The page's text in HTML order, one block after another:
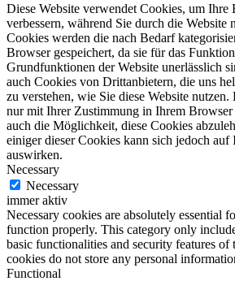
Diese Website verwendet Cookies, um Ihre
verbessern, während Sie durch die Website
Cookies werden die nach Bedarf
Browser gespeichert, da sie für das
Grundfunktionen der Website unerlässlich
auch Cookies von Drittanbietern, die uns
zu verstehen, wie Sie diese Website
nur mit Ihrer Zustimmung in Ihrem Browser
auch die Möglichkeit, diese Cookies
einiger dieser Cookies kann sich jedoch auf
auswirken.
Necessary
Necessary
immer aktiv
Necessary cookies are absolutely essential
function properly. This category only
basic functionalities and security features of
cookies do not store any personal
Functional